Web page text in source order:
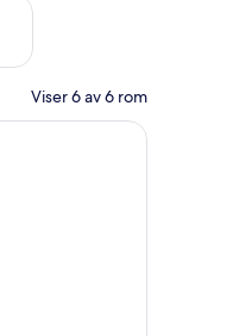
Viser 6 av 6 rom
skrivebord for bærbar